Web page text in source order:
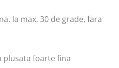
la max. 30 de grade, fara
plusata foarte fina